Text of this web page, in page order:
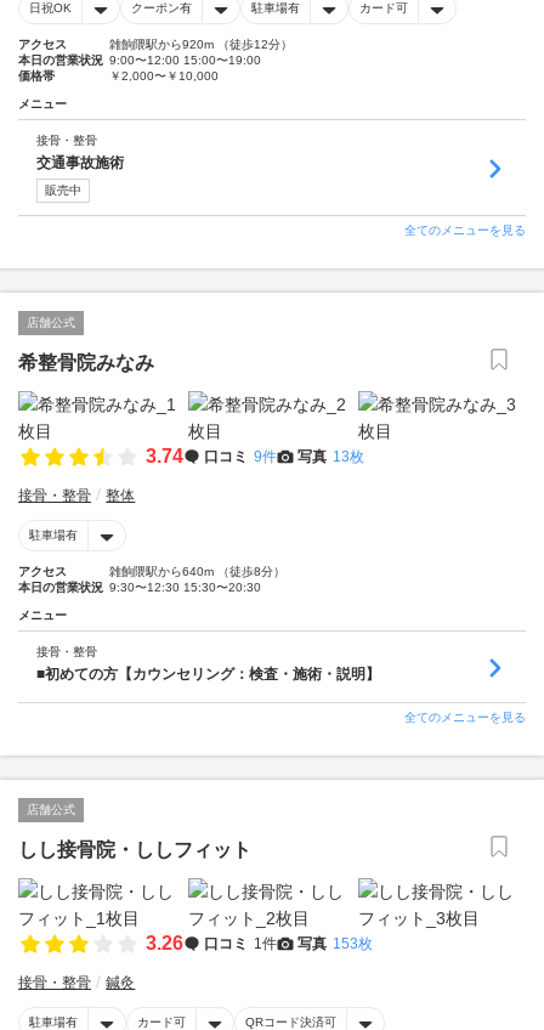
日祝OK クーポン有 駐車場有 カード可
アクセス
雑餉隈駅から920m （徒歩12分）
本日の営業状況 9:00〜12:00 15:00〜19:00
価格帯
￥2,000〜￥10,000
メニュー
接骨・整骨
交通事故施術
販売中
全てのメニューを見る
店舗公式
希整骨院みなみ
3.74 口コミ 9件 写真 13枚
接骨・整骨 整体
駐車場有
アクセス
雑餉隈駅から640m （徒歩8分）
本日の営業状況 9:30〜12:30 15:30〜20:30
メニュー
接骨・整骨
■初めての方【カウンセリング：検査・施術・説明】
全てのメニューを見る
店舗公式
しし接骨院・ししフィット
3.26 口コミ 1件 写真 153枚
接骨・整骨 鍼灸
駐車場有 カード可 QRコード決済可